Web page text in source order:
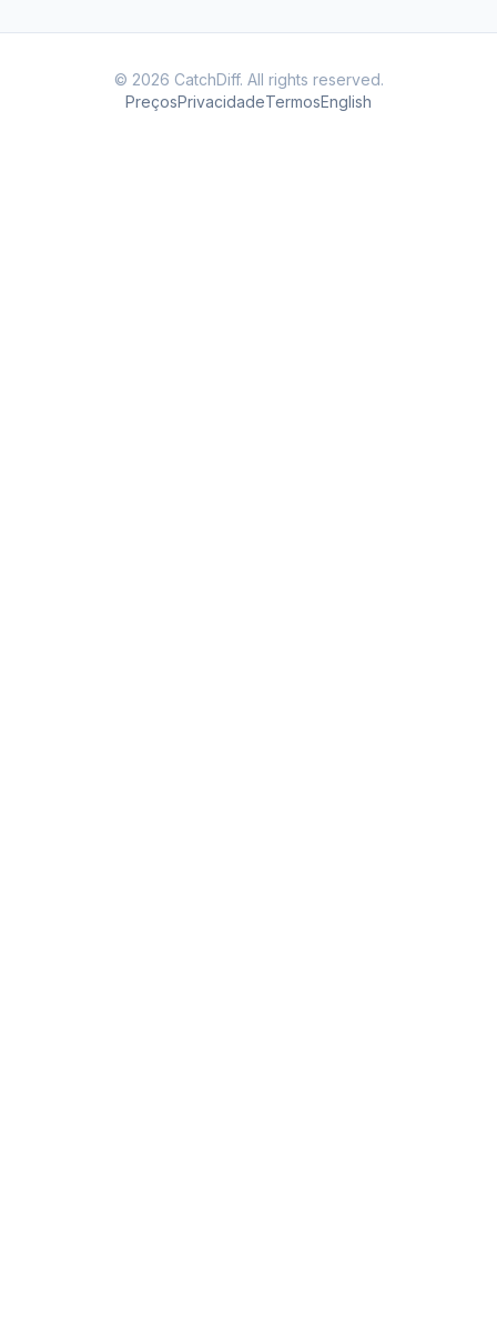
© 2026 CatchDiff. All rights reserved.
PreçosPrivacidadeTermosEnglish